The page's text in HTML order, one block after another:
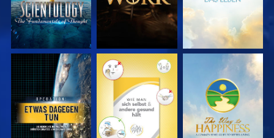
ANSEHEN ANSEHEN ANSEHEN